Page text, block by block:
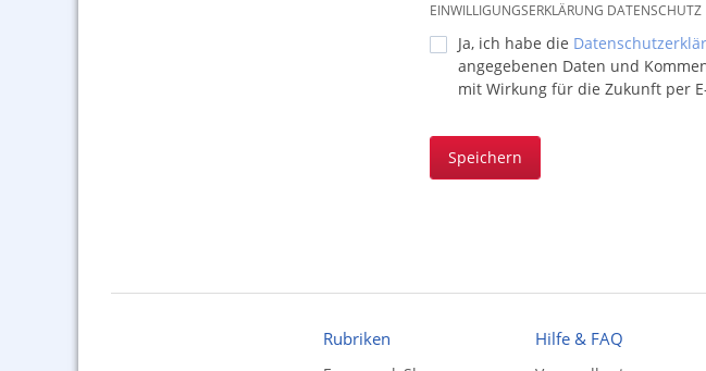
EINWILLIGUNGSERKLÄRUNG DATENSCHUTZ
Ja, ich habe die
angegebenen Daten und
mit Wirkung für die Zukunft per
Speichern
Rubriken Hilfe & FAQ